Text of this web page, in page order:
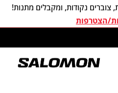
צוברים נקודות, ומקבלים מתנות!
הצטרפות